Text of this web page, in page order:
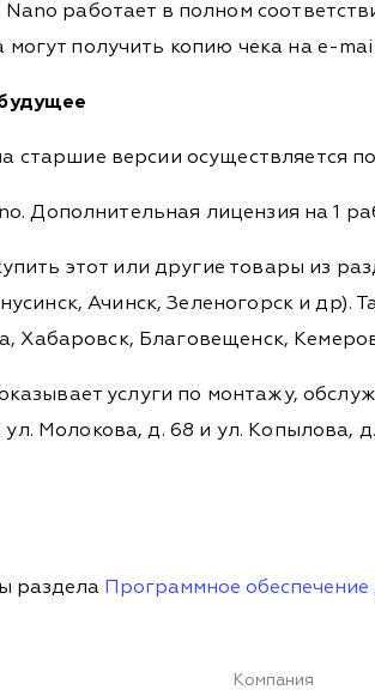
Nano работает в полном
могут получить копию чека на e-
старшие версии осуществляется
Дополнительная лицензия на 1
этот или другие товары из
Ачинск, Зеленогорск и др).
Хабаровск, Благовещенск,
услуги по монтажу,
ул. Молокова, д. 68 и ул. Копылова,
раздела Программное
Компания